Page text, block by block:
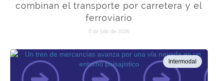
combinan el transporte por carretera y el
ferroviario
8 de julio de 2026
Intermodal